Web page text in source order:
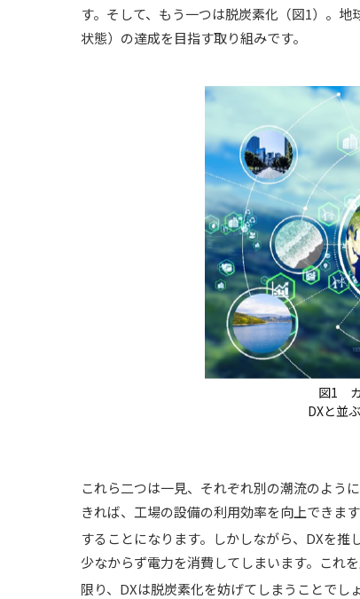
す。そして、もう一つは脱炭素化（図1）。
状態）の達成を目指す取り組みです。
図1 カ
DXと並
これら二つは一見、それぞれ別の潮流のよう
きれば、工場の設備の利用効率を向上できま
することになります。しかしながら、DXを推
少なからず電力を消費してしまいます。これ
限り、DXは脱炭素化を妨げてしまうことでしょ